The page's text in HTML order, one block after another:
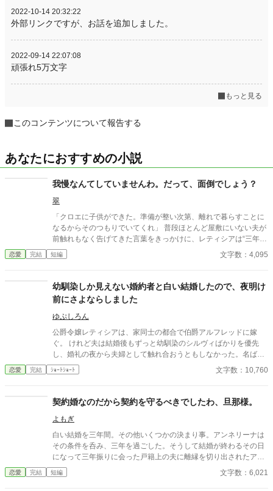
2022-10-14 20:32:22
外部リンクですが、お話を追加しました。
2022-09-14 22:07:08
頑張れ5万文字
もっと見る
このコンテンツについて報告する
あなたにおすすめの小説
我慢なんてしていませんわ。だって、面倒でしょう？
翠
「クロエに子供ができた。準備が整い次第、離れで暮らすことに
なるからそのつもりでいてくれ」 普段ほとんど屋敷にいない夫が
前触れもなく告げてきた言葉をきっかけに、レティシアは“三年
間”の契約を終わらせることにした。 赤の他人を屋敷に迎えるこ
とはしない。 不要なものに感情を砕く理由などない。 「だって、
切り捨ててしまいましょう。
恋愛 完結 短編 文字数：4,095
幼馴染しか見えない婚約者と白い結婚したので、夜明け
前にさよならしました
ゆぷしろん
公爵令嬢レティシアは、家同士の都合で伯爵アルフレッドに嫁
ぐ。 けれど夫は結婚後もずっと幼馴染のシルヴィばかりを優先
し、婚礼の夜から夫婦として触れ合おうともしなかった。名ばか
りの妻として伯爵家を支え、領地経営まで立て直しても、彼にと
ってレティシアは“都合のいい伯爵夫人”でしかない。 やがて結婚
染を屋敷に迎え入れようとしている会話を聞いてしまったレティ
シアは、ついに決意する。 ――もう、この結婚には見切りをつけ
よう。 夜明け前、彼女は離縁の準備を整え、伯爵邸を出奔。 身を
寄せた北の港町で薬舗を手伝いながら、自分の力で生きる穏やか
な日々を手に入れていく。そこで出会ったのは、身分ではなく一
人の女性として彼女を尊重してくれる青年医師ノアだった。 一
く自分が何を失ったのかを思い知ることになる。 幼馴染ばかりを
恋愛 完結 ｼｮｰﾄｼｮｰﾄ 文字数：10,760
契約婚なのだから契約を守るべきでしたわ、旦那様。
よもぎ
白い結婚を三年間。その他いくつかの決まり事。アンネリーナは
その条件を呑み、三年を過ごした。そうして結婚が終わるその日
になって三年振りに会った戸籍上の夫に離縁を切り出されたアン
ネリーナは言う。追加の慰謝料を頂きます――
恋愛 完結 短編 文字数：6,021